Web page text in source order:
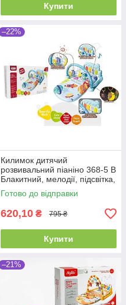
Купити
–22%
Килимок дитячий
розвивальний піаніно 368-5 B
Блакитний, мелодії, підсвітка,
5 підвісок, брязкальця
Готово до відправки
620,10 ₴ 795 ₴
Купити
–21%